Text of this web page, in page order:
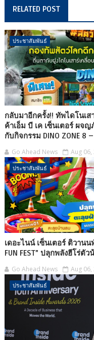
RELATED POST
ประชาสัมพันธ์
กลับมาอีกครั้ง!! ทัพไดโนเ
ค้าเอ็ม บี เค เซ็นเตอร์ ผ
กับกิจกรรม DINO ZONE
Go Ahead News Aug 06,
ประชาสัมพันธ์
เดอะไนน์ เซ็นเตอร์ ติวานน
FUN FEST” ปลุกพลังฮีโร่ตั
Go Ahead News Aug 06,
ประชาสัมพันธ์